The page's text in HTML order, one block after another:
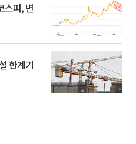
스피, 변
한계기